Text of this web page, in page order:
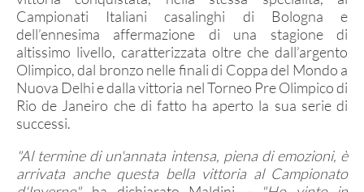
Programma Sportivo
RISULTATI GARE
POLIGONI
Campionati Italiani casalinghi di Bologna e
dell’ennesima affermazione di una stagione di
altissimo livello, caratterizzata oltre che dall’argento
Olimpico, dal bronzo nelle finali di Coppa del Mondo a
Nuova Delhi e dalla vittoria nel Torneo Pre Olimpico di
Rio de Janeiro che di fatto ha aperto la sua serie di
successi.
"Al termine di un'annata intensa, piena di emozioni, è
arrivata anche questa bella vittoria al Campionato